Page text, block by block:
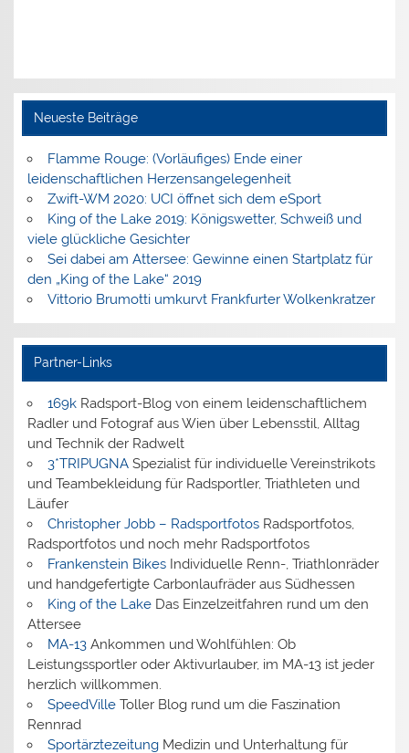
Neueste Beiträge
Flamme Rouge: (Vorläufiges) Ende einer
leidenschaftlichen Herzensangelegenheit
Zwift-WM 2020: UCI öffnet sich dem eSport
King of the Lake 2019: Königswetter, Schweiß und
viele glückliche Gesichter
Sei dabei am Attersee: Gewinne einen Startplatz für
den „King of the Lake“ 2019
Vittorio Brumotti umkurvt Frankfurter Wolkenkratzer
Partner-Links
169kRadsport-Blog von einem leidenschaftlichem
Radler und Fotograf aus Wien über Lebensstil, Alltag
und Technik der Radwelt
3*TRIPUGNASpezialist für individuelle Vereinstrikots
und Teambekleidung für Radsportler, Triathleten und
Läufer
Christopher Jobb – RadsportfotosRadsportfotos,
Radsportfotos und noch mehr Radsportfotos
Frankenstein BikesIndividuelle Renn-, Triathlonräder
und handgefertigte Carbonlaufräder aus Südhessen
King of the LakeDas Einzelzeitfahren rund um den
Attersee
MA-13Ankommen und Wohlfühlen: Ob
Leistungssportler oder Aktivurlauber, im MA-13 ist jeder
herzlich willkommen.
SpeedVilleToller Blog rund um die Faszination
Rennrad
SportärztezeitungMedizin und Unterhaltung für